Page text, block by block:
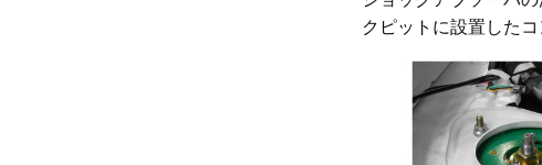
クピットに設置した